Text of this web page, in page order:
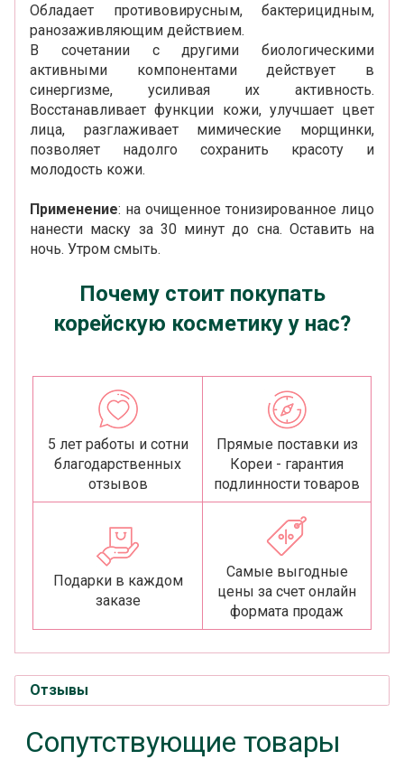
Обладает противовирусным, бактерицидным,
ранозаживляющим действием.
В сочетании с другими биологическими
активными компонентами действует в
синергизме, усиливая их активность.
Восстанавливает функции кожи, улучшает цвет
лица, разглаживает мимические морщинки,
позволяет надолго сохранить красоту и
молодость кожи.
Применение: на очищенное тонизированное лицо
нанести маску за 30 минут до сна. Оставить на
ночь. Утром смыть.
Почему стоит покупать
корейскую косметику у нас?
5 лет работы и сотни
благодарственных
отзывов
Прямые поставки из
Кореи - гарантия
подлинности товаров
Подарки в каждом
заказе
Самые выгодные
цены за счет онлайн
формата продаж
Отзывы
Сопутствующие товары